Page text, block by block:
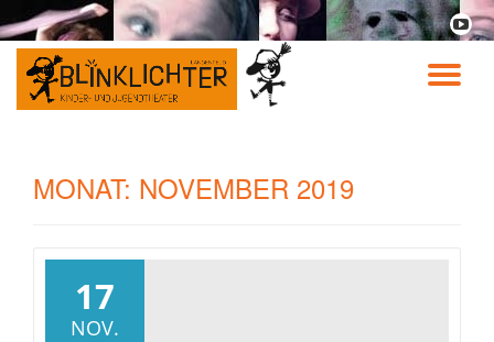
Skip
content
fa-
play
MONAT: NOVEMBER 2019
17
NOV.